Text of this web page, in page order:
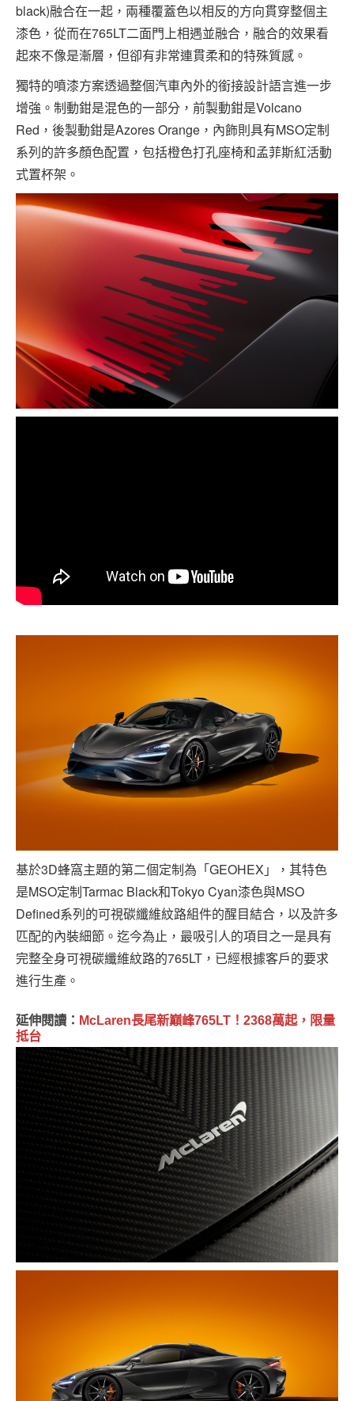
black)融合在一起，兩種覆蓋色以相反的方向貫穿整個主
漆色，從而在765LT二面門上相遇並融合，融合的效果看
起來不像是漸層，但卻有非常連貫柔和的特殊質感。
獨特的噴漆方案透過整個汽車內外的銜接設計語言進一步
增強。制動鉗是混色的一部分，前製動鉗是Volcano
Red，後製動鉗是Azores Orange，內飾則具有MSO定制
系列的許多顏色配置，包括橙色打孔座椅和孟菲斯紅活動
式置杯架。
基於3D蜂窩主題的第二個定制為「GEOHEX」，其特色
是MSO定制Tarmac Black和Tokyo Cyan漆色與MSO
Defined系列的可視碳纖維紋路組件的醒目結合，以及許多
匹配的內裝細節。迄今為止，最吸引人的項目之一是具有
完整全身可視碳纖維紋路的765LT，已經根據客戶的要求
進行生產。
延伸閱讀： McLaren長尾新巔峰765LT！2368萬起，限量
抵台